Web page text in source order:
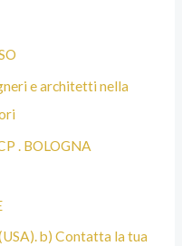
e architetti nella
. BOLOGNA
b) Contatta la tua